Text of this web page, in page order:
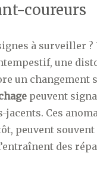
coureurs
à surveiller ?
une
un changement
peuvent
jacents. Ces
peuvent
des